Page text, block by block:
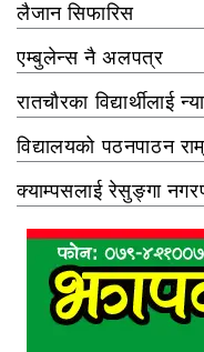
लैजान सिफारिस
एम्बुलेन्स नै अलपत्र
रातचौरका विद्यार्थीलाई
विद्यालयको पठनपाठन
क्याम्पसलाई रेसुङ्गा